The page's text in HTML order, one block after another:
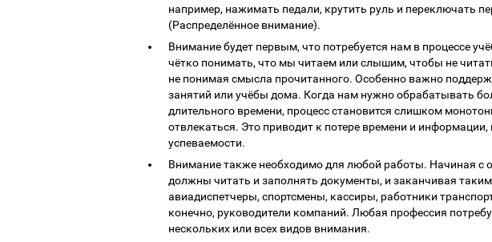
например, нажимать педали, крутить руль и переключать
(Распределённое внимание).
Внимание будет первым, что потребуется нам в процессе
чётко понимать, что мы читаем или слышим, чтобы не
не понимая смысла прочитанного. Особенно важно
занятий или учёбы дома. Когда нам нужно обрабатывать
длительного времени, процесс становится слишком
отвлекаться. Это приводит к потере времени и
успеваемости.
Внимание также необходимо для любой работы. Начиная с
должны читать и заполнять документы, и заканчивая
авиадиспетчеры, спортсмены, кассиры, работники
конечно, руководители компаний. Любая профессия
нескольких или всех видов внимания.